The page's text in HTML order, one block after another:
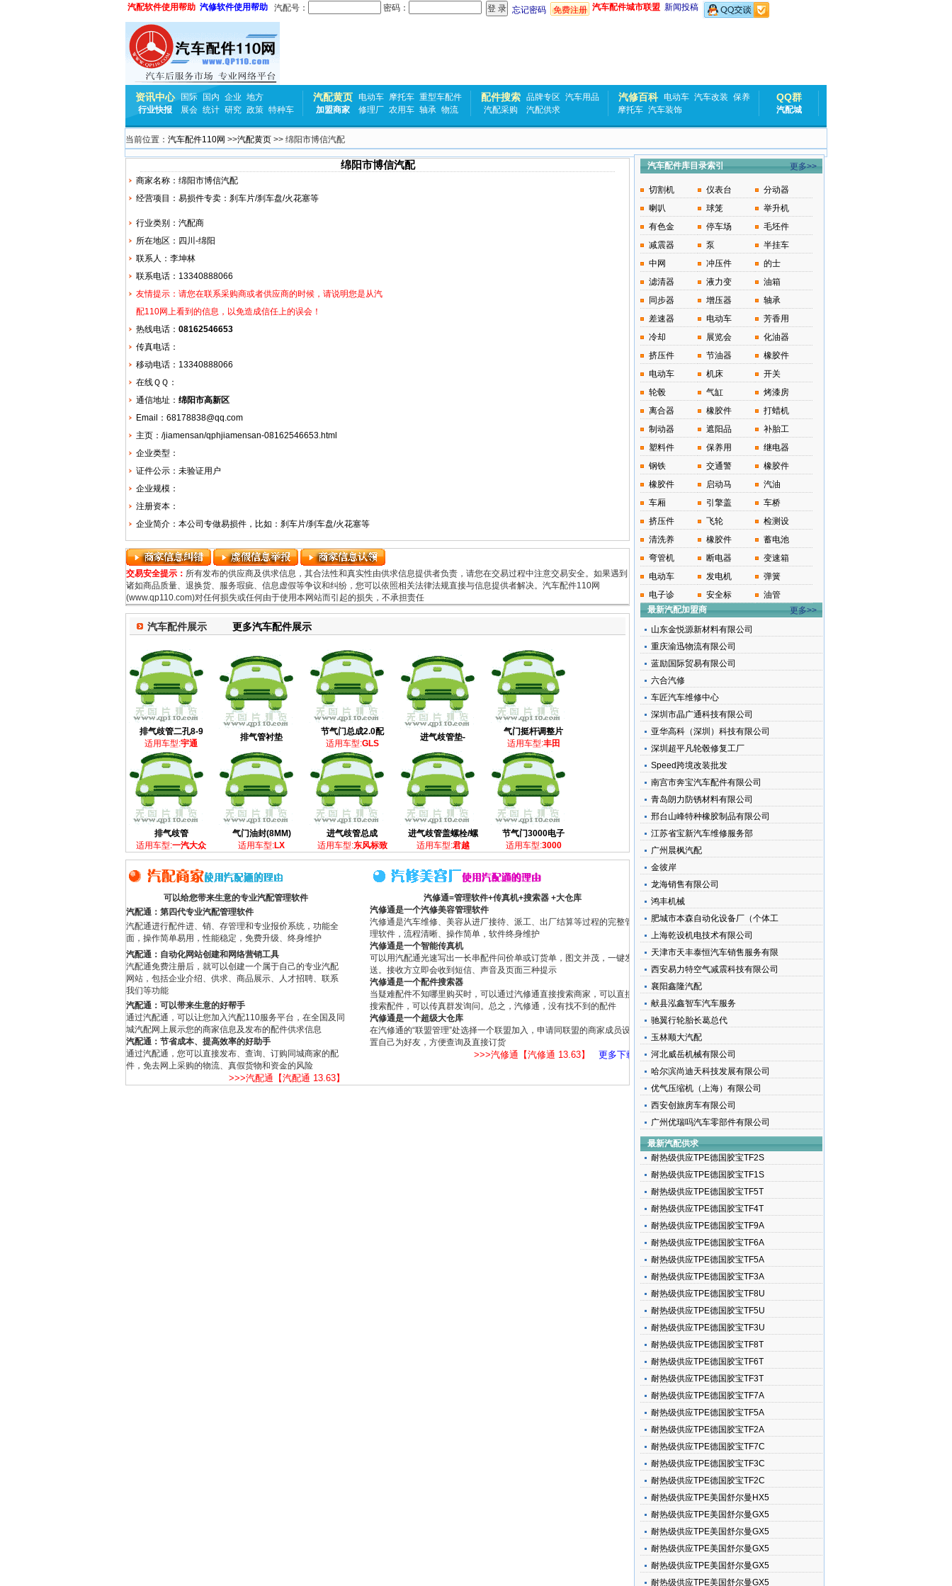
汽配软件使用帮助 汽修软件使用帮助 汽配号： 密码： 忘记密码 免费注册 汽车配件城市联盟 新闻投稿
资讯中心 国际 国内 企业 地方
行业快报
展会 统计 研究 政策 特种车
汽配黄页 电动车 摩托车 重型车配件
加盟商家
修理厂 农用车 轴承 物流
配件搜索 品牌专区 汽车用品
汽配采购
汽配供求
汽修百科 电动车 汽车改装 保养
摩托车 汽车装饰
QQ群
汽配城
当前位置： 汽车配件110网 >>汽配黄页 >> 绵阳市博信汽配
绵阳市博信汽配
商家名称：绵阳市博信汽配
经营项目：易损件专卖：刹车片/刹车盘/火花塞等
行业类别：汽配商
所在地区：四川-绵阳
联系人：李坤林
联系电话：13340888066
友情提示：请您在联系采购商或者供应商的时候，请说明您是从汽
配110网上看到的信息，以免造成信任上的误会！
热线电话： 08162546653
传真电话：
移动电话：13340888066
在线ＱＱ：
通信地址： 绵阳市高新区
Email：68178838@qq.com
主页： /jiamensan/qphjiamensan-08162546653.html
企业类型：
证件公示：未验证用户
企业规模：
注册资本：
企业简介：本公司专做易损件，比如：刹车片/刹车盘/火花塞等
交易安全提示： 所有发布的供应商及供求信息，其合法性和真实性由供求信息提供者负责，请您在交易过程中注意交易安全。如果遇到
诸如商品质量、退换货、服务瑕疵、信息虚假等争议和纠纷，您可以依照相关法律法规直接与信息提供者解决。汽车配件110网
(www.qp110.com)对任何损失或任何由于使用本网站而引起的损失，不承担责任
汽车配件展示 更多汽车配件展示
排气歧管二孔8-9
适用车型:宇通
排气管衬垫
节气门总成2.0配
适用车型:GLS
进气歧管垫-
气门挺杆调整片
适用车型:丰田
排气歧管
适用车型:一汽大众
气门油封(8MM)
适用车型:LX
进气歧管总成
适用车型:东风标致
进气歧管盖螺栓/螺
适用车型:君越
节气门3000电子
适用车型:3000
可以给您带来生意的专业汽配管理软件
汽配通：第四代专业汽配管理软件
汽配通进行配件进、销、存管理和专业报价系统，功能全
面，操作简单易用，性能稳定，免费升级、终身维护
汽配通：自动化网站创建和网络营销工具
汽配通免费注册后，就可以创建一个属于自己的专业汽配
网站，包括企业介绍、供求、商品展示、人才招聘、联系
我们等功能
汽配通：可以带来生意的好帮手
通过汽配通，可以让您加入汽配110服务平台，在全国及同
城汽配网上展示您的商家信息及发布的配件供求信息
汽配通：节省成本、提高效率的好助手
通过汽配通，您可以直接发布、查询、订购同城商家的配
件，免去网上采购的物流、真假货物和资金的风险
>>>汽配通【汽配通 13.63】
汽修通=管理软件+传真机+搜索器 +大仓库
汽修通是一个汽修美容管理软件
汽修通是汽车维修、美容从进厂接待、派工、出厂结算等过程的完整管
理软件，流程清晰、操作简单，软件终身维护
汽修通是一个智能传真机
可以用汽配通光速写出一长串配件问价单或订货单，图文并茂，一键发
送。接收方立即会收到短信、声音及页面三种提示
汽修通是一个配件搜索器
当疑难配件不知哪里购买时，可以通过汽修通直接搜索商家，可以直接
搜索配件，可以传真群发询问。总之，汽修通，没有找不到的配件
汽修通是一个超级大仓库
在汽修通的“联盟管理”处选择一个联盟加入，申请同联盟的商家成员设
置自己为好友，方便查询及直接订货
>>>汽修通【汽修通 13.63】 更多下载
汽车配件库目录索引 更多>>
切割机 仪表台
分动器
喇叭
球笼
举升机
有色金
停车场
毛坯件
减震器
泵
半挂车
中网
冲压件
的士
滤清器
液力变
油箱
同步器
增压器
轴承
差速器
电动车
芳香用
冷却
展览会
化油器
挤压件
节油器
橡胶件
电动车
机床
开关
轮毂
气缸
烤漆房
离合器
橡胶件
打蜡机
制动器
遮阳品
补胎工
塑料件
保养用
继电器
钢铁
交通警
橡胶件
橡胶件
启动马
汽油
车厢
引擎盖
车桥
挤压件
飞轮
检测设
清洗养
橡胶件
蓄电池
弯管机
断电器
变速箱
电动车
发电机
弹簧
电子诊
安全标
油管
最新汽配加盟商
更多>>
山东金悦源新材料有限公司
重庆渝迅物流有限公司
蓝励国际贸易有限公司
六合汽修
车匠汽车维修中心
深圳市晶广通科技有限公司
亚华高科（深圳）科技有限公司
深圳超平凡轮毂修复工厂
Speed跨境改装批发
南宫市奔宝汽车配件有限公司
青岛朗力防锈材料有限公司
邢台山峰特种橡胶制品有限公司
江苏省宝新汽车维修服务部
广州晨枫汽配
金彼岸
龙海销售有限公司
鸿丰机械
肥城市本森自动化设备厂（个体工
上海乾设机电技术有限公司
天津市天丰泰恒汽车销售服务有限
西安易力特空气减震科技有限公司
襄阳鑫隆汽配
献县泓鑫智车汽车服务
驰翼行轮胎长葛总代
玉林顺大汽配
河北威岳机械有限公司
哈尔滨尚迪天科技发展有限公司
优气压缩机（上海）有限公司
西安创旅房车有限公司
广州优瑞吗汽车零部件有限公司
最新汽配供求
耐热级供应TPE德国胶宝TF2S
耐热级供应TPE德国胶宝TF1S
耐热级供应TPE德国胶宝TF5T
耐热级供应TPE德国胶宝TF4T
耐热级供应TPE德国胶宝TF9A
耐热级供应TPE德国胶宝TF6A
耐热级供应TPE德国胶宝TF5A
耐热级供应TPE德国胶宝TF3A
耐热级供应TPE德国胶宝TF8U
耐热级供应TPE德国胶宝TF5U
耐热级供应TPE德国胶宝TF3U
耐热级供应TPE德国胶宝TF8T
耐热级供应TPE德国胶宝TF6T
耐热级供应TPE德国胶宝TF3T
耐热级供应TPE德国胶宝TF7A
耐热级供应TPE德国胶宝TF5A
耐热级供应TPE德国胶宝TF2A
耐热级供应TPE德国胶宝TF7C
耐热级供应TPE德国胶宝TF3C
耐热级供应TPE德国胶宝TF2C
耐热级供应TPE美国舒尔曼HX5
耐热级供应TPE美国舒尔曼GX5
耐热级供应TPE美国舒尔曼GX5
耐热级供应TPE美国舒尔曼GX5
耐热级供应TPE美国舒尔曼GX5
耐热级供应TPE美国舒尔曼GX5